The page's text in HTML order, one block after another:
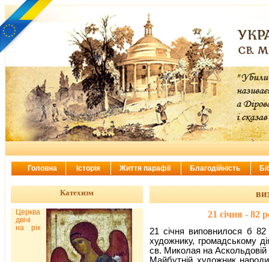
21 січня - 82
21 січня виповнилося б
художнику, громадському
св. Миколая на Аскольдовій
Майбутній художник
Катехизм
Церква
двічі
на рік
Головна Історія Життя парафії Благодійність